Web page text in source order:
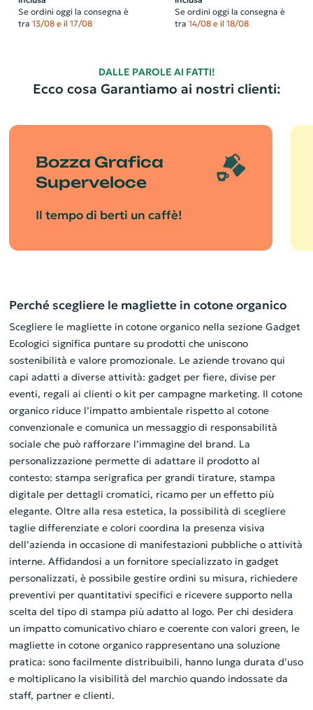
Se ordini oggi la consegna è
tra 13/08 e il 17/08
Se ordini oggi la consegna è
tra 14/08 e il 18/08
DALLE PAROLE AI FATTI!
Ecco cosa Garantiamo ai nostri clienti:
Bozza Grafica
Superveloce
Il tempo di berti un caffè!
Perché scegliere le magliette in cotone organico
Scegliere le magliette in cotone organico nella sezione Gadget
Ecologici significa puntare su prodotti che uniscono
sostenibilità e valore promozionale. Le aziende trovano qui
capi adatti a diverse attività: gadget per fiere, divise per
eventi, regali ai clienti o kit per campagne marketing. Il cotone
organico riduce l’impatto ambientale rispetto al cotone
convenzionale e comunica un messaggio di responsabilità
sociale che può rafforzare l’immagine del brand. La
personalizzazione permette di adattare il prodotto al
contesto: stampa serigrafica per grandi tirature, stampa
digitale per dettagli cromatici, ricamo per un effetto più
elegante. Oltre alla resa estetica, la possibilità di scegliere
taglie differenziate e colori coordina la presenza visiva
dell’azienda in occasione di manifestazioni pubbliche o attività
interne. Affidandosi a un fornitore specializzato in gadget
personalizzati, è possibile gestire ordini su misura, richiedere
preventivi per quantitativi specifici e ricevere supporto nella
scelta del tipo di stampa più adatto al logo. Per chi desidera
un impatto comunicativo chiaro e coerente con valori green, le
magliette in cotone organico rappresentano una soluzione
pratica: sono facilmente distribuibili, hanno lunga durata d’uso
e moltiplicano la visibilità del marchio quando indossate da
staff, partner e clienti.